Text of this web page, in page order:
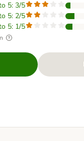
5: 3/5
5: 2/5
5: 1/5